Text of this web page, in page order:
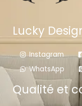
Lucky
Instagram
WhatsApp
Qualité et